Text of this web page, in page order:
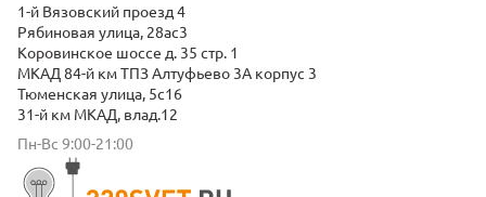
1-й Вязовский проезд 4
Рябиновая улица, 28ас3
Коровинское шоссе д. 35 стр. 1
МКАД 84-й км ТПЗ Алтуфьево 3А корпус 3
Тюменская улица, 5с16
31-й км МКАД, влад.12
Пн-Вс 9:00-21:00